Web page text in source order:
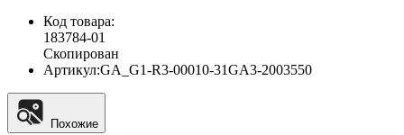
Код товара:
183784-01
Скопирован
Артикул:GA_G1-R3-00010-31GA3-2003550
Похожие